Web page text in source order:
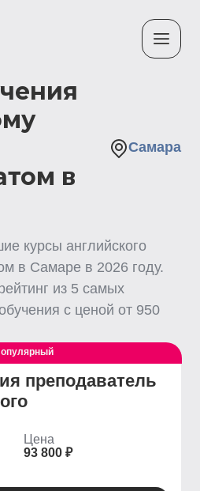
в
Самара
курсы английского
в Самаре в 2026 году.
из 5 самых
с ценой от 950
преподаватель
Цена
93 800 ₽